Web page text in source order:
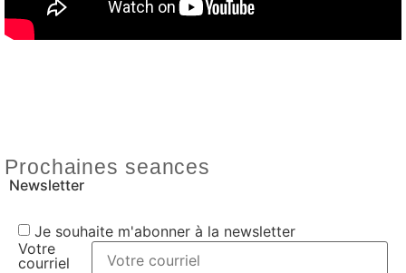
Prochaines seances
Newsletter
Je souhaite m'abonner à la newsletter
Votre
courriel